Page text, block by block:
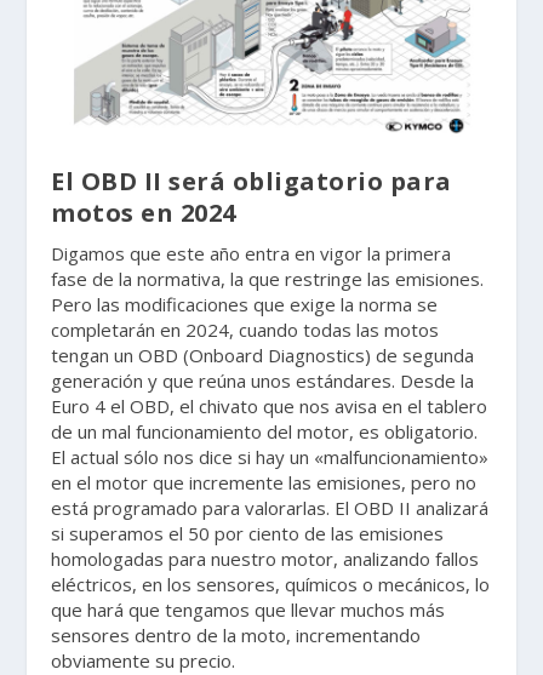
El OBD II será obligatorio para
motos en 2024
Digamos que este año entra en vigor la primera
fase de la normativa, la que restringe las emisiones.
Pero las modificaciones que exige la norma se
completarán en 2024, cuando todas las motos
tengan un OBD (Onboard Diagnostics) de segunda
generación y que reúna unos estándares. Desde la
Euro 4 el OBD, el chivato que nos avisa en el tablero
de un mal funcionamiento del motor, es obligatorio.
El actual sólo nos dice si hay un «malfuncionamiento»
en el motor que incremente las emisiones, pero no
está programado para valorarlas. El OBD II analizará
si superamos el 50 por ciento de las emisiones
homologadas para nuestro motor, analizando fallos
eléctricos, en los sensores, químicos o mecánicos, lo
que hará que tengamos que llevar muchos más
sensores dentro de la moto, incrementando
obviamente su precio.